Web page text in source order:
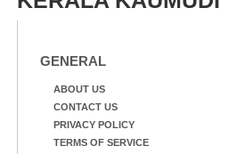
പട്ടേൽ സഭാഗൃഹത്തിൽ
അക്ഷത അവതരിപ്പിച്ച ലയ
GENERAL
ABOUT US
CONTACT US
PRIVACY POLICY
TERMS OF SERVICE